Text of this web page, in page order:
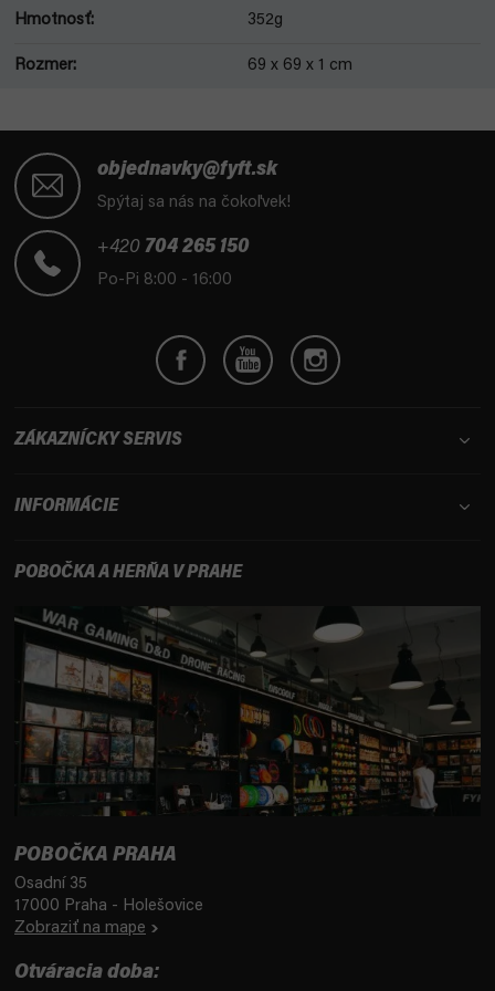
Hmotnosť: 352g
Rozmer: 69 x 69 x 1 cm
objednavky@fyft.sk
Spýtaj sa nás na čokoľvek!
+420 704 265 150
Po-Pi 8:00 - 16:00
ZÁKAZNÍCKY SERVIS
INFORMÁCIE
POBOČKA A HERŇA V PRAHE
POBOČKA PRAHA
Osadní 35
17000 Praha - Holešovice
Zobraziť na mape
Otváracia doba: